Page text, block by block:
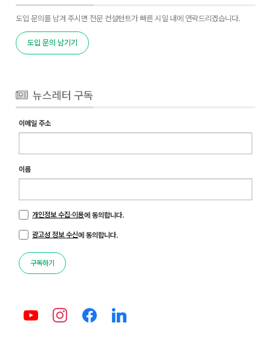
도입 문의를 남겨 주시면 전문 컨설턴트가 빠른 시일 내에 연락드리겠습니다.
도입 문의 남기기
뉴스레터 구독
이메일 주소
이름
개인정보 수집·이용에 동의합니다.
광고성 정보 수신에 동의합니다.
구독하기